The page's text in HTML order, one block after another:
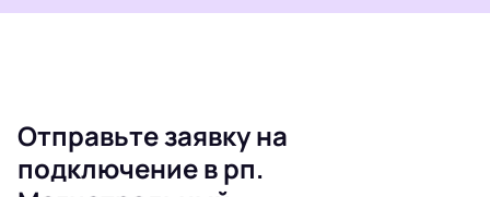
Отправьте заявку на
подключение в рп.